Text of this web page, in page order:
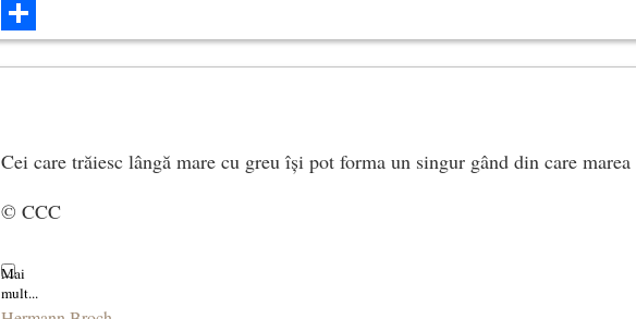
Email
Share
Cei care trăiesc lângă mare cu greu își pot forma un singur gând din care
© CCC